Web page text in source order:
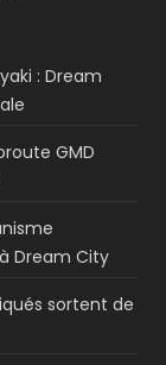
: Dream
GMD
Dream City
sortent de